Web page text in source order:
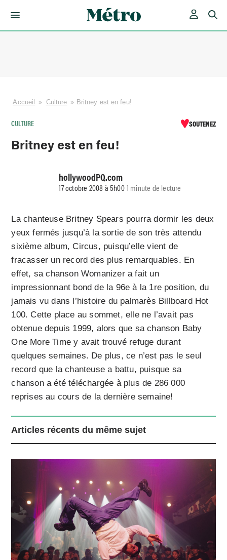
Accueil » Culture » Britney est en feu!
CULTURE SOUTENEZ
Britney est en feu!
hollywoodPQ.com
17 octobre 2008 à 5h001 minute de lecture
La chanteuse Britney Spears pourra dormir les deux
yeux fermés jusqu’à la sortie de son très attendu
sixième album, Circus, puisqu’elle vient de
fracasser un record des plus remarquables. En
effet, sa chanson Womanizer a fait un
impressionnant bond de la 96e à la 1re position, du
jamais vu dans l’histoire du palmarès Billboard Hot
100. Cette place au sommet, elle ne l’avait pas
obtenue depuis 1999, alors que sa chanson Baby
One More Time y avait trouvé refuge durant
quelques semaines. De plus, ce n’est pas le seul
record que la chanteuse a battu, puisque sa
chanson a été téléchargée à plus de 286 000
reprises au cours de la dernière semaine!
Articles récents du même sujet